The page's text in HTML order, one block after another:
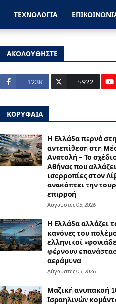
ΤΕΧΝΟΛΟΓΙΑ
ΑΚΟΛΟΥΘΗΣΤΕ
123Κ 5922
ΚΟΡΥΦΑΙΑ
Η Ελλάδα περνά
αντεπίθεση στη
Ανατολή – Το
Αθήνας που αλλάζει
ισορροπίες στον
ανακόπτει την
επιρροή
Αύγουστος 05, 2026
Η Ελλάδα αλλάζει
κανόνες του
ελληνικοί
φέρνουν
αεράμυνα
Αύγουστος 05, 2026
Μαζική ανυπακοή
Ισραηλινών